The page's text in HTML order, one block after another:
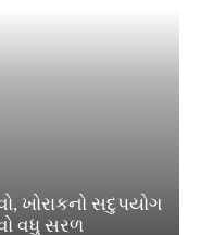
ખોરાકનો સદુપયોગ
વધુ સરળ